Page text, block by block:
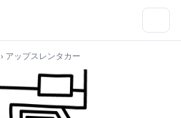
› アップスレンタカー